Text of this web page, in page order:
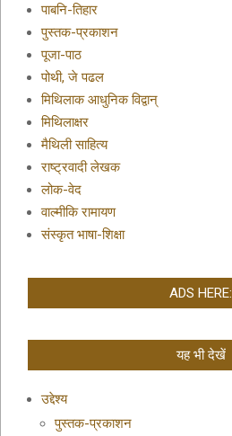
पाबनि-तिहार
पुस्तक-प्रकाशन
पूजा-पाठ
पोथी, जे पढल
मिथिलाक आधुनिक विद्वान्
मिथिलाक्षर
मैथिली साहित्य
राष्ट्रवादी लेखक
लोक-वेद
वाल्मीकि रामायण
संस्कृत भाषा-शिक्षा
ADS HERE:
यह भी देखें
उद्देश्य
पुस्तक-प्रकाशन